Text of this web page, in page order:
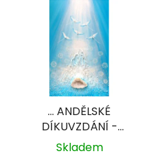
... ANDĚLSKÉ
DÍKUVZDÁNÍ -
KŘIŠŤÁLOVÁ KRAJINA
Skladem